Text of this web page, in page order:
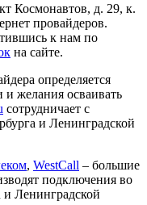
Космонавтов, д. 29, к.
провайдеров.
к нам по
на сайте.
определяется
и желания осваивать
сотрудничает с
и Ленинградской
, WestCall – большие
подключения во
и Ленинградской